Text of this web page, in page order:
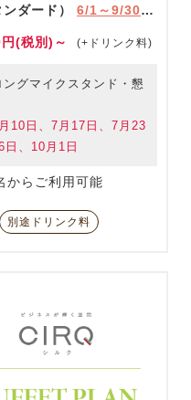
ダード） 6/1～9/30限定
(税別)～ (+ドリンク料)
グマイクスタンド・懇
10日、7月17日、7月23
、10月1日
からご利用可能
別途ドリンク料